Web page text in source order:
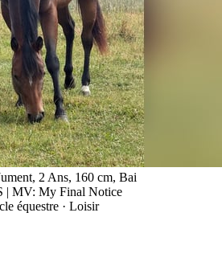
2 Ans, 160 cm, Bai
MV: My Final Notice
équestre · Loisir